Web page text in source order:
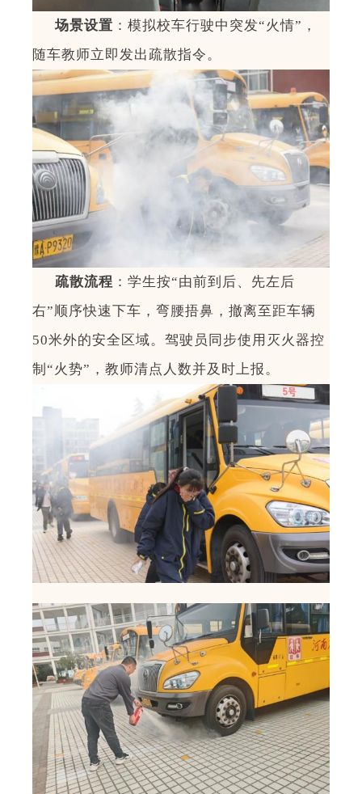
场景设置 ：模拟校车行驶中突发“火情” ，
随车教师立即发出疏散指令。
疏散流程 ：学生按“由前到后、先左后
右”顺序快速下车，弯腰捂鼻，撤离至距车辆
50米外的安全区域。驾驶员同步使用灭火器控
制 “火势” ，教师清点人数并及时上报。